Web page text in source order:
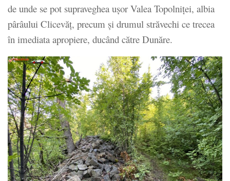
de unde se pot supraveghea uşor Valea Topolniţei, albia
pârâului Clicevăţ, precum şi drumul străvechi ce trecea
în imediata apropiere, ducând către Dunăre.